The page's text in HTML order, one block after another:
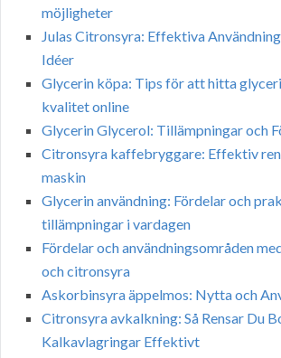
möjligheter
Julas Citronsyra: Effektiva
Idéer
Glycerin köpa: Tips för att hitta
kvalitet online
Glycerin Glycerol: Tillämpningar och
Citronsyra kaffebryggare: Effektiv
maskin
Glycerin användning: Fördelar och
tillämpningar i vardagen
Fördelar och användningsområden
och citronsyra
Askorbinsyra äppelmos: Nytta och
Citronsyra avkalkning: Så Rensar Du
Kalkavlagringar Effektivt